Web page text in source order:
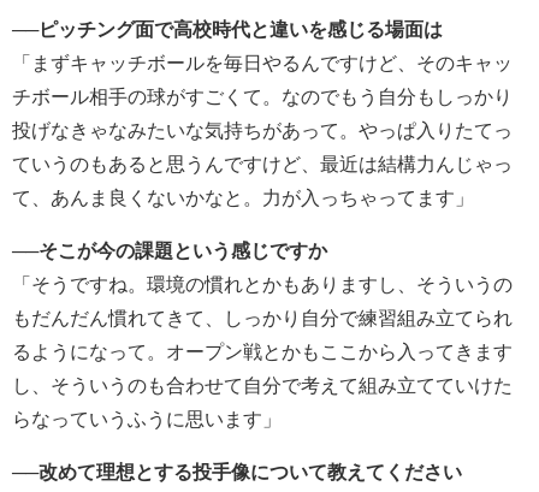
──ピッチング面で高校時代と違いを感じる場面は
「まずキャッチボールを毎日やるんですけど、そのキャッ
チボール相手の球がすごくて。なのでもう自分もしっかり
投げなきゃなみたいな気持ちがあって。やっぱ入りたてっ
ていうのもあると思うんですけど、最近は結構力んじゃっ
て、あんま良くないかなと。力が入っちゃってます」
──そこが今の課題という感じですか
「そうですね。環境の慣れとかもありますし、そういうの
もだんだん慣れてきて、しっかり自分で練習組み立てられ
るようになって。オープン戦とかもここから入ってきます
し、そういうのも合わせて自分で考えて組み立てていけた
らなっていうふうに思います」
──改めて理想とする投手像について教えてください